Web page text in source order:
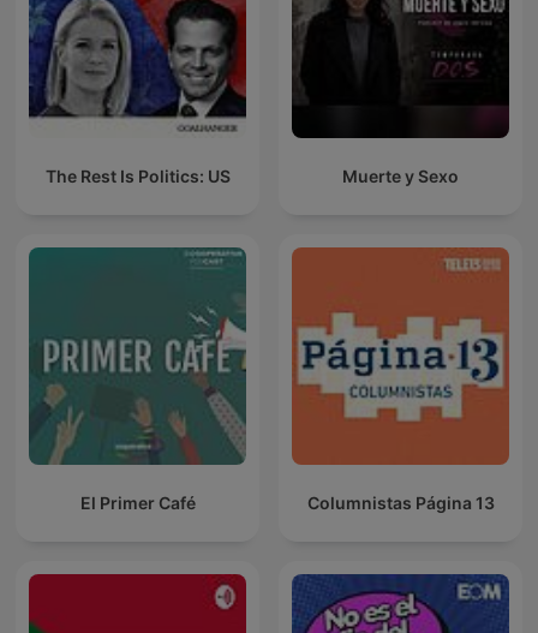
The Rest Is Politics: US Muerte y Sexo
El Primer Café Columnistas Página 13